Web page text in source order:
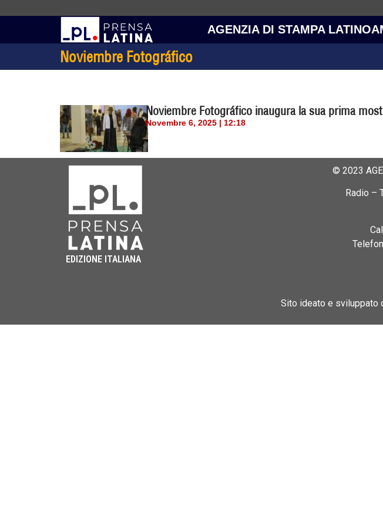
AGENZIA DI STAMPA
Noviembre Fotográfico
Noviembre Fotográfico inaugura la sua prima
Novembre 6, 2025 | 12:18
EDIZIONE ITALIANA
© 2023
Radio –
Sito ideato e sviluppato